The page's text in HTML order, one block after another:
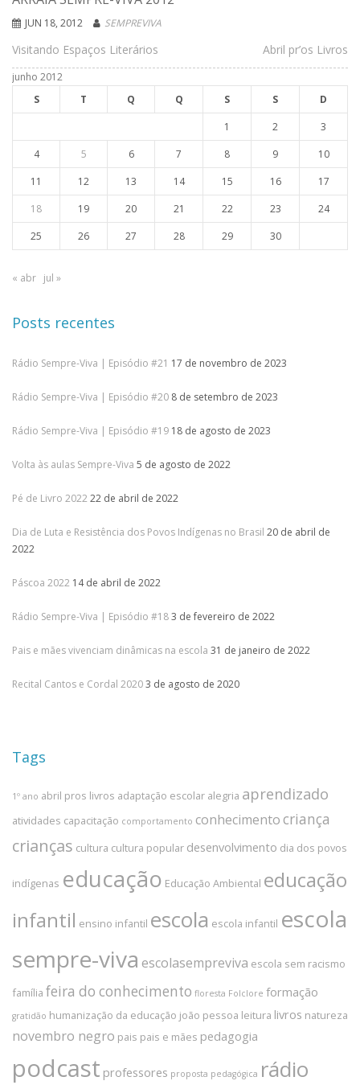
JUN 18, 2012 SEMPREVIVA
Visitando Espaços Literários Abril pr’os Livros
junho 2012
S
T Q Q S S
D
1
2
3
4
5 6 7 8 9
10
11
12 13 14 15 16
17
18
19 20 21 22 23
24
25
26 27 28 29 30
« abr jul »
Posts recentes
Rádio Sempre-Viva | Episódio #21 17 de novembro de 2023
Rádio Sempre-Viva | Episódio #20 8 de setembro de 2023
Rádio Sempre-Viva | Episódio #19 18 de agosto de 2023
Volta às aulas Sempre-Viva 5 de agosto de 2022
Pé de Livro 2022 22 de abril de 2022
Dia de Luta e Resistência dos Povos Indígenas no Brasil 20 de abril de
2022
Páscoa 2022 14 de abril de 2022
Rádio Sempre-Viva | Episódio #183 de fevereiro de 2022
Pais e mães vivenciam dinâmicas na escola 31 de janeiro de 2022
Recital Cantos e Cordal 20203 de agosto de 2020
Tags
1º ano abril pros livros adaptação escolar alegria aprendizado
atividades capacitação comportamento conhecimentocriança
crianças cultura cultura popular desenvolvimento dia dos povos
indígenas educação Educação Ambiental educação
infantil ensino infantil escola escola infantil escola
sempre-viva escolasempreviva escola sem racismo
família feira do conhecimento floresta Folclore formação
gratidão humanização da educação joão pessoa leitura livros natureza
novembro negro pais pais e mães pedagogia
podcast professores proposta pedagógica rádio